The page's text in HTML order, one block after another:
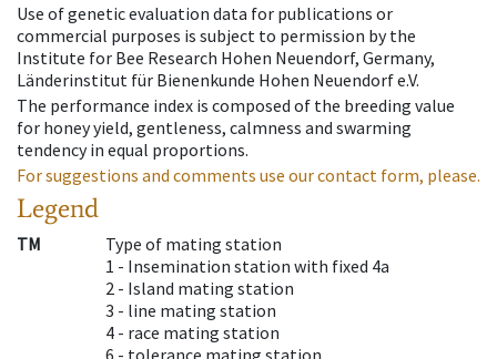
Use of genetic evaluation data for publications or
commercial purposes is subject to permission by the
Institute for Bee Research Hohen Neuendorf, Germany,
Länderinstitut für Bienenkunde Hohen Neuendorf e.V.
The performance index is composed of the breeding value
for honey yield, gentleness, calmness and swarming
tendency in equal proportions.
For suggestions and comments use our contact form, please.
Legend
TM
Type of mating station
1 - Insemination station with fixed 4a
2 - Island mating station
3 - line mating station
4 - race mating station
6 - tolerance mating station